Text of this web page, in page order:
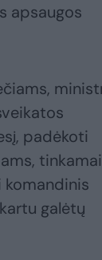
apsaugos
padėkoti
tinkamai
galėtų